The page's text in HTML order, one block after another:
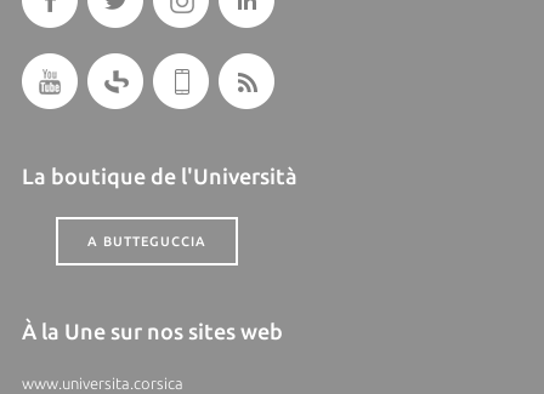
La boutique de l'Università
A BUTTEGUCCIA
À la Une sur nos sites web
www.universita.corsica